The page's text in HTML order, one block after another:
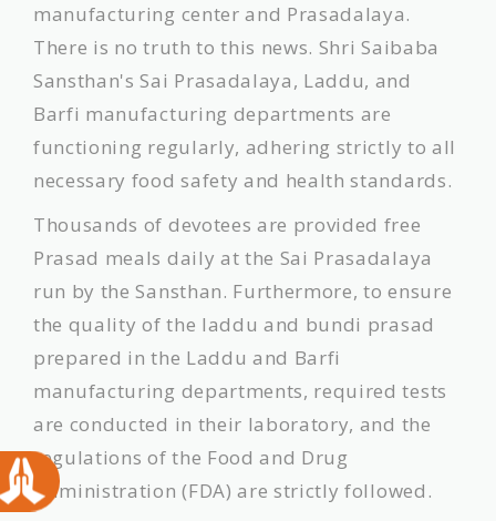
manufacturing center and Prasadalaya.
There is no truth to this news. Shri Saibaba
Sansthan's Sai Prasadalaya, Laddu, and
Barfi manufacturing departments are
functioning regularly, adhering strictly to all
necessary food safety and health standards.
​Thousands of devotees are provided free
Prasad meals daily at the Sai Prasadalaya
run by the Sansthan. Furthermore, to ensure
the quality of the laddu and bundi prasad
prepared in the Laddu and Barfi
manufacturing departments, required tests
are conducted in their laboratory, and the
regulations of the Food and Drug
Administration (FDA) are strictly followed.